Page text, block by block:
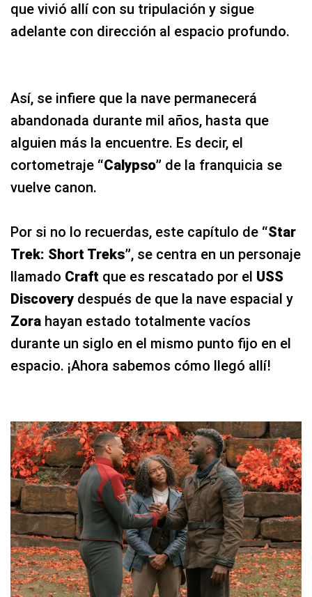
que vivió allí con su tripulación y sigue
adelante con dirección al espacio profundo.
Así, se infiere que la nave permanecerá
abandonada durante mil años, hasta que
alguien más la encuentre. Es decir, el
cortometraje “Calypso” de la franquicia se
vuelve canon.
Por si no lo recuerdas, este capítulo de “Star
Trek: Short Treks”, se centra en un personaje
llamado Craft que es rescatado por el USS
Discovery después de que la nave espacial y
Zora hayan estado totalmente vacíos
durante un siglo en el mismo punto fijo en el
espacio. ¡Ahora sabemos cómo llegó allí!